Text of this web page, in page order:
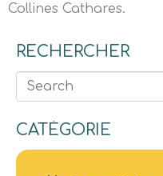
Collines Cathares.
RECHERCHER
Search
CATÉGORIE